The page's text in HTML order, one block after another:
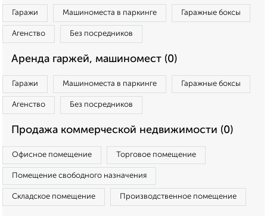
Гаражи Машиноместа в паркинге Гаражные боксы
Агенство Без посредников
Аренда гаржей, машиномест (0)
Гаражи Машиноместа в паркинге Гаражные боксы
Агенство Без посредников
Продажа коммерческой недвижимости (0)
Офисное помещение Торговое помещение
Помещение свободного назначения
Складское помещение Производственное помещение